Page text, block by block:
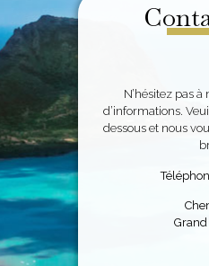
N’hésitez pas
d’informations.
dessous et nous